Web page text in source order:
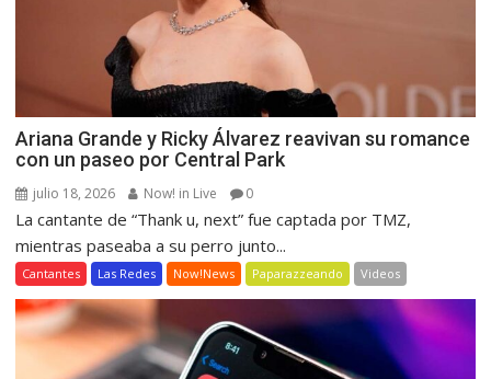
Ariana Grande y Ricky Álvarez reavivan su romance
con un paseo por Central Park
julio 18, 2026 Now! in Live 0
La cantante de “Thank u, next” fue captada por TMZ,
mientras paseaba a su perro junto...
Cantantes Las Redes Now!News Paparazzeando Videos